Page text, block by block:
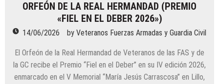
ORFEÓN DE LA REAL HERMANDAD (PREMIO
«FIEL EN EL DEBER 2026»)
14/06/2026 by Veteranos Fuerzas Armadas y Guardia Civil
El Orfeón de la Real Hermandad de Veteranos de las FAS y de
la GC recibe el Premio “Fiel en el Deber” en su IV edición 2026,
enmarcado en el V Memorial “María Jesús Carrascosa” en Lillo,